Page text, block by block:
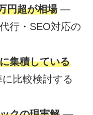
円超が相場—
行・SEO対応の
集積している
比較検討する